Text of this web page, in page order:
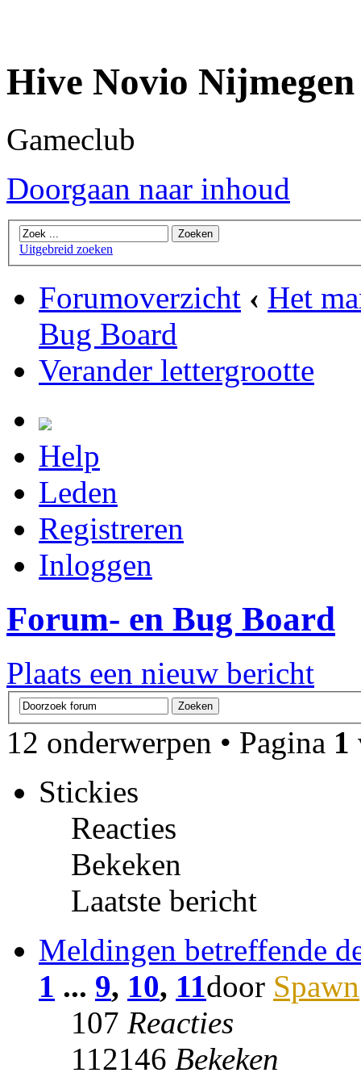
Hive Novio Nijmegen
Gameclub
Doorgaan naar inhoud
Uitgebreid zoeken
Forumoverzicht ‹ Het
Bug Board
Verander lettergrootte
Help
Leden
Registreren
Inloggen
Forum- en Bug Board
Plaats een nieuw bericht
12 onderwerpen • Pagina 1
Stickies
Reacties
Bekeken
Laatste bericht
Meldingen betreffende
1 ... 9, 10, 11door Spawn
107 Reacties
112146 Bekeken